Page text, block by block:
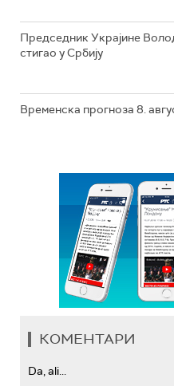
Председник Украјине
стигао у Србију
Временска прогноза 8.
КОМЕНТАРИ
Da, ali...